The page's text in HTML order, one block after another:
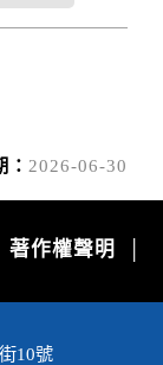
： 2026-06-30
著作權聲明
10號